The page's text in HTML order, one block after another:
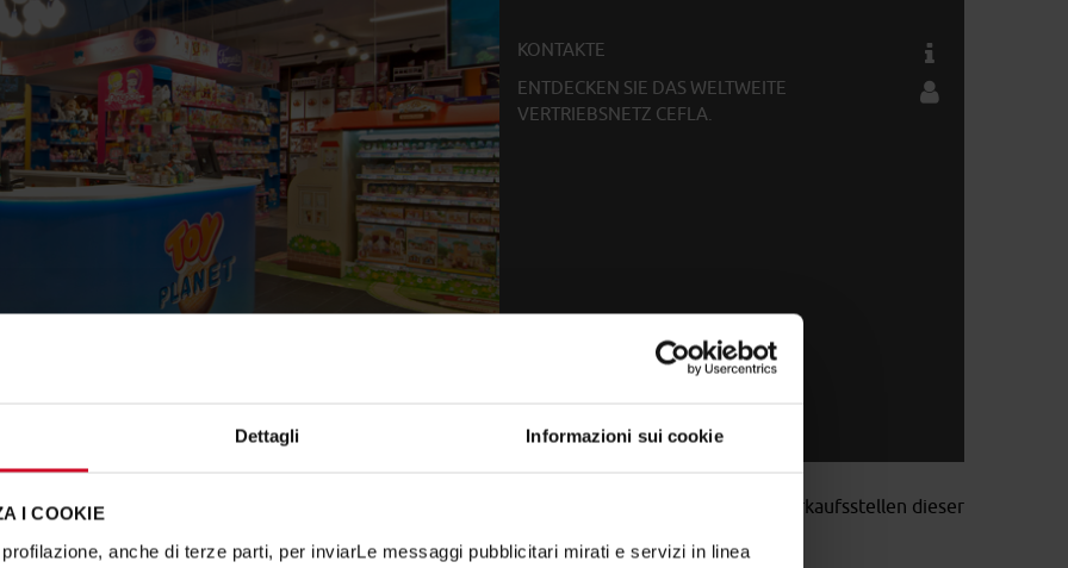
Dettagli Informazioni sui cookie
I COOKIE
anche di terze parti, per inviarLe messaggi pubblicitari mirati e servizi in linea
KONTAKTE
ENTDECKEN SIE DAS WELTWEITE
VERTRIEBSNETZ CEFLA.
die Auswahl von
aller Verkaufsstellen dieser
bereits diejenigen in San Sebastián de los Reyes und Zamora realisiert.